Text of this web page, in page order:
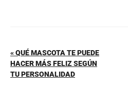
« QUÉ MASCOTA TE PUEDE
HACER MÁS FELIZ SEGÚN
TU PERSONALIDAD